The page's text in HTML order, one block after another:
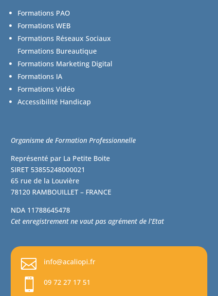
Formations PAO
Formations WEB
Formations Réseaux Sociaux
Formations Bureautique
Formations Marketing Digital
Formations IA
Formations Vidéo
Accessibilité Handicap
Organisme de Formation Professionnelle
Représenté par La Petite Boite
SIRET 53855248000021
65 rue de la Louvière
78120 RAMBOUILLET – FRANCE
NDA 11788645478
Cet enregistrement ne vaut pas agrément de l’Etat
 info@acaliopi.fr
 09 72 27 17 51